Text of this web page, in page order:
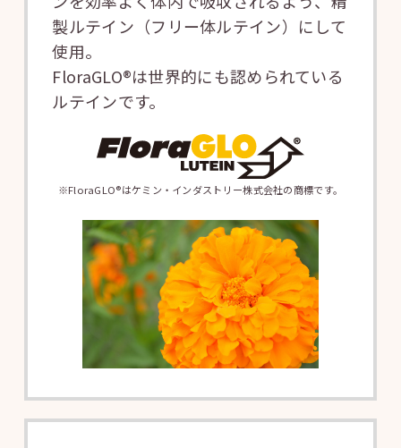
製ルテイン（フリー体ルテイン）にして
使用。
FloraGLO®は世界的にも認められている
ルテインです。
※FloraGLO®はケミン・インダストリー株式会社の商標です。